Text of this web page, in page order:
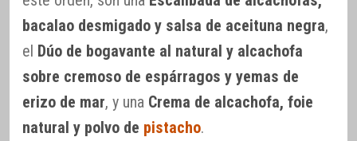
bacalao desmigado y salsa de aceituna negra,
el Dúo de bogavante al natural y alcachofa
sobre cremoso de espárragos y yemas de
erizo de mar, y una Crema de alcachofa, foie
natural y polvo de pistacho.